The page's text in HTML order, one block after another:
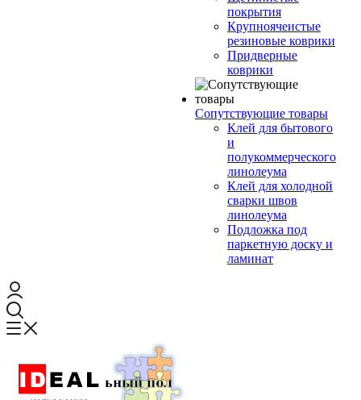
покрытия
Крупноячеистые
резиновые коврики
Придверные
коврики
Сопутствующие товары
Клей для бытового
и
полукоммерческого
линолеума
Клей для холодной
сварки швов
линолеума
Подложка под
паркетную доску и
ламинат